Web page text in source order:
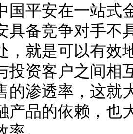
国平安在一站式
具备竞争对手不
，就是可以有效
投资客户之间相
的渗透率，这就
产品的依赖，也